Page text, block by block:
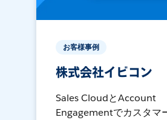
お客様事例
株式会社イビコン
Sales CloudとAccount
Engagementでカスタマ